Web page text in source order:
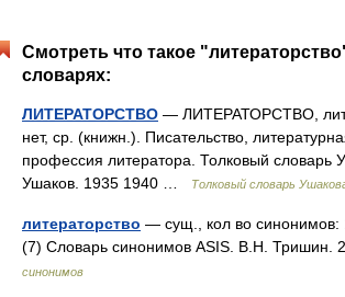
Смотреть что такое
словарях:
ЛИТЕРАТОРСТВО — ЛИТЕРАТОРСТВО,
нет, ср. (книжн.). Писательство,
профессия литератора. Толковый словарь
Ушаков. 1935 1940 …
Толковый словарь
литераторство — сущ., кол во синонимов:
(7) Словарь синонимов ASIS. В.Н.
синонимов